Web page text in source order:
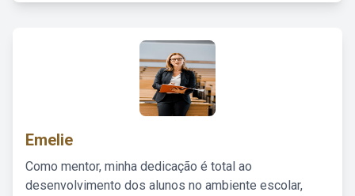
Emelie
Como mentor, minha dedicação é total ao
desenvolvimento dos alunos no ambiente escolar,